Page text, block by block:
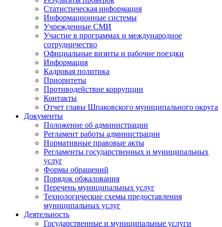
Статистическая информация
Информационные системы
Учрежденные СМИ
Участие в программах и международное
сотрудничество
Официальные визиты и рабочие поездки
Информация
Кадровая политика
Приоритеты
Противодействие коррупции
Контакты
Отчет главы Шпаковского муниципального округа
Документы
Положение об администрации
Регламент работы администрации
Нормативные правовые акты
Регламенты государственных и муниципальных
услуг
Формы обращений
Порядок обжалования
Перечень муниципальных услуг
Технологические схемы предоставления
муниципальных услуг
Деятельность
Государственные и муниципальные услуги